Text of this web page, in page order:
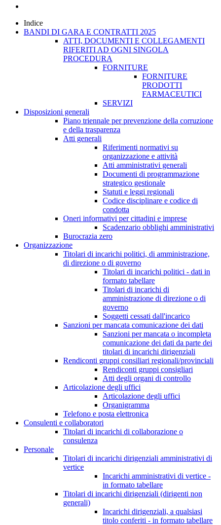
Indice
BANDI DI GARA E CONTRATTI 2025
ATTI, DOCUMENTI E COLLEGAMENTI
RIFERITI AD OGNI SINGOLA
PROCEDURA
FORNITURE
FORNITURE
PRODOTTI
FARMACEUTICI
SERVIZI
Disposizioni generali
Piano triennale per prevenzione della corruzione
e della trasparenza
Atti generali
Riferimenti normativi su
organizzazione e attività
Atti amministrativi generali
Documenti di programmazione
strategico gestionale
Statuti e leggi regionali
Codice disciplinare e codice di
condotta
Oneri informativi per cittadini e imprese
Scadenzario obblighi amministrativi
Burocrazia zero
Organizzazione
Titolari di incarichi politici, di amministrazione,
di direzione o di governo
Titolari di incarichi politici - dati in
formato tabellare
Titolari di incarichi di
amministrazione di direzione o di
governo
Soggetti cessati dall'incarico
Sanzioni per mancata comunicazione dei dati
Sanzioni per mancata o incompleta
comunicazione dei dati da parte dei
titolari di incarichi dirigenziali
Rendiconti gruppi consiliari regionali/provinciali
Rendiconti gruppi consigliari
Atti degli organi di controllo
Articolazione degli uffici
Articolazione degli uffici
Organigramma
Telefono e posta elettronica
Consulenti e collaboratori
Titolari di incarichi di collaborazione o
consulenza
Personale
Titolari di incarichi dirigenziali amministrativi di
vertice
Incarichi amministrativi di vertice -
in formato tabellare
Titolari di incarichi dirigenziali (dirigenti non
generali)
Incarichi dirigenziali, a qualsiasi
titolo conferiti - in formato tabellare